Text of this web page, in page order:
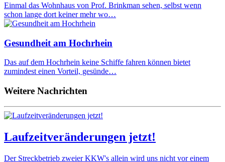
Einmal das Wohnhaus von Prof. Brinkman sehen, selbst wenn
schon lange dort keiner mehr wo…
Gesundheit am Hochrhein
Das auf dem Hochrhein keine Schiffe fahren können bietet
zumindest einen Vorteil, gesünde…
Weitere Nachrichten
Laufzeitveränderungen jetzt!
Der Streckbetrieb zweier KKW's allein wird uns nicht vor einem